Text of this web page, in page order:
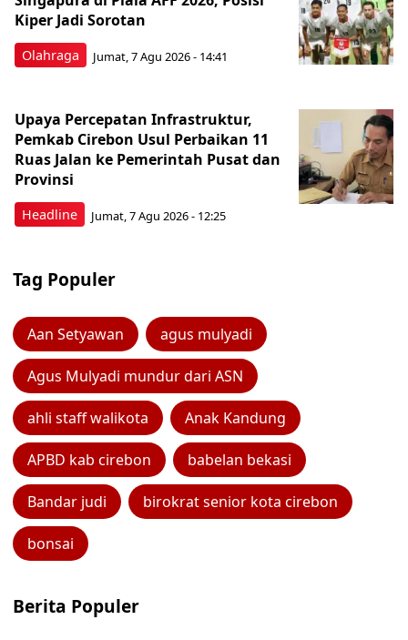
Olahraga
Kiper Jadi Sorotan
Jumat, 7 Agu 2026 - 14:41
Headline
Upaya Percepatan Infrastruktur,
Pemkab Cirebon Usul Perbaikan 11
Ruas Jalan ke Pemerintah Pusat dan
Provinsi
Jumat, 7 Agu 2026 - 12:25
Tag Populer
Aan Setyawan agus mulyadi
Agus Mulyadi mundur dari ASN
ahli staff walikota Anak Kandung
APBD kab cirebon babelan bekasi
Bandar judi birokrat senior kota cirebon
bonsai
Berita Populer